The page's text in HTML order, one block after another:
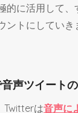
的に活用して
ントにしていき
声ツイート
Twitterは音声に